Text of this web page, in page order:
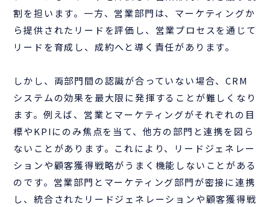
割を担います。一方、営業部門は、マーケティングか
ら提供されたリードを評価し、営業プロセスを通じて
リードを育成し、成約へと導く責任があります。
しかし、両部門間の認識が合っていない場合、CRM
システムの効果を最大限に発揮することが難しくなり
ます。例えば、営業とマーケティングがそれぞれの目
標やKPIにのみ焦点を当て、他方の部門と連携を図ら
ないことがあります。これにより、リードジェネレー
ションや顧客獲得戦略がうまく機能しないことがある
のです。営業部門とマーケティング部門が密接に連携
し、統合されたリードジェネレーションや顧客獲得戦